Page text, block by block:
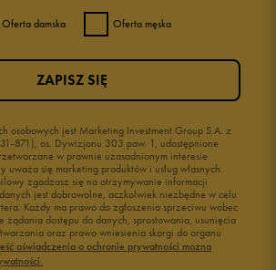
Oferta damska Oferta męska
osobowych jest Marketing Investment Group S.A. z
871), os. Dywizjonu 303 paw. 1, udostępnione
w prawnie uzasadnionym interesie
uważa się marketing produktów i usług własnych.
zgadzasz się na otrzymywanie informacji
jest dobrowolne, aczkolwiek niezbędne w celu
Każdy ma prawo do zgłoszenia sprzeciwu wobec
żądania dostępu do danych, sprostowania, usunięcia
oraz prawo wniesienia skargi do organu
oświadczenia o ochronie prywatności można
ZAPISZ SIĘ